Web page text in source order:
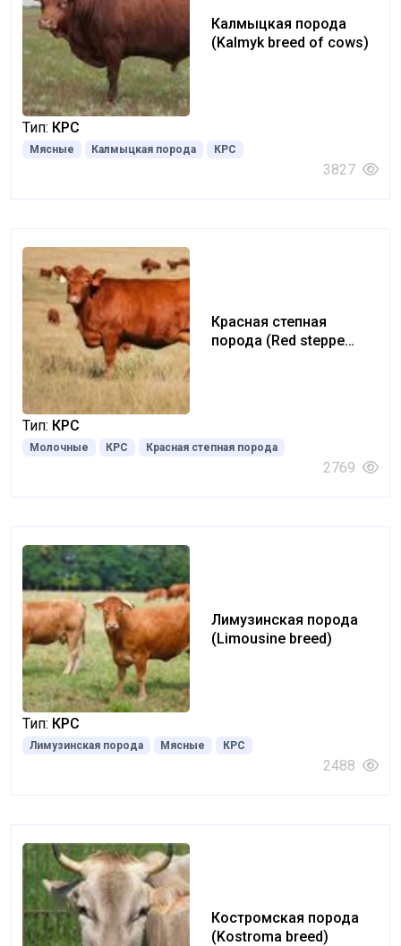
Калмыцкая порода
(Kalmyk breed of cows)
Тип: КРС
Мясные Калмыцкая порода КРС
3827
Красная степная
порода (Red steppe
Тип: КРС
Молочные КРС Красная степная порода
2769
Лимузинская порода
(Limousine breed)
Тип: КРС
Лимузинская порода Мясные КРС
2488
Костромская порода
(Kostroma breed)